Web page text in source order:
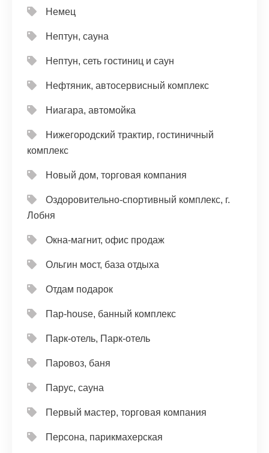
Немец
Нептун, сауна
Нептун, сеть гостиниц и саун
Нефтяник, автосервисный комплекс
Ниагара, автомойка
Нижегородский трактир, гостиничный
комплекс
Новый дом, торговая компания
Оздоровительно-спортивный комплекс, г.
Лобня
Окна-магнит, офис продаж
Ольгин мост, база отдыха
Отдам подарок
Пар-house, банный комплекс
Парк-отель, Парк-отель
Паровоз, баня
Парус, сауна
Первый мастер, торговая компания
Персона, парикмахерская